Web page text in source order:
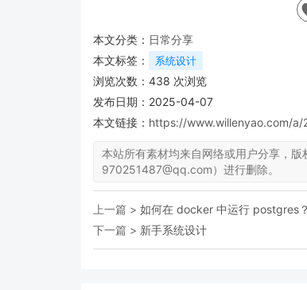
本文分类： 日常分享
本文标签：
系统设计
浏览次数： 438 次浏览
发布日期：2025-04-07
本文链接： https://www.willenyao.com/a/
本站所有素材均来自网络或用户分享，
970251487@qq.com）进行删除。
上一篇 > 如何在 docker 中运行 postgres？
下一篇 > 新手系统设计